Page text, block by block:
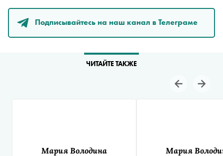
Подписывайтесь на наш канал в Телеграме
ЧИТАЙТЕ ТАКЖЕ
Мария Володина Мария